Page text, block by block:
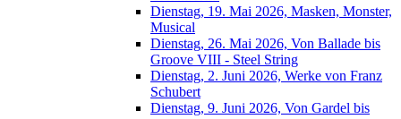
Dienstag, 19. Mai 2026, Masken, Monster,
Musical
Dienstag, 26. Mai 2026, Von Ballade bis
Groove VIII - Steel String
Dienstag, 2. Juni 2026, Werke von Franz
Schubert
Dienstag, 9. Juni 2026, Von Gardel bis